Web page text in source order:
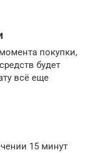
покупки,
будет
всё еще
15 минут